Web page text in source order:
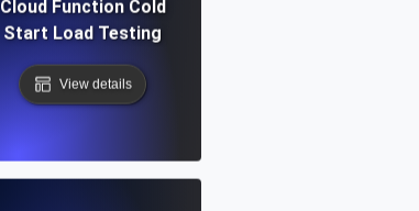
Cloud Function Cold
Start Load Testing
View details